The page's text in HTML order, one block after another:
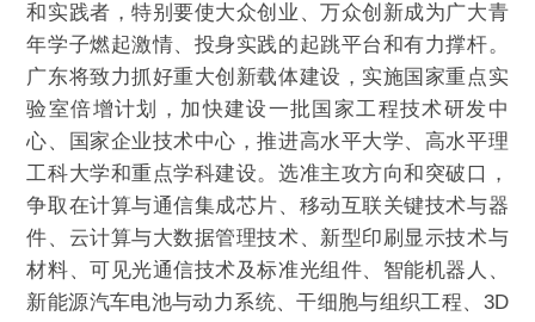
和实践者，特别要使大众创业、万众创新成为广大青
年学子燃起激情、投身实践的起跳平台和有力撑杆。
广东将致力抓好重大创新载体建设，实施国家重点实
验室倍增计划，加快建设一批国家工程技术研发中
心、国家企业技术中心，推进高水平大学、高水平理
工科大学和重点学科建设。选准主攻方向和突破口，
争取在计算与通信集成芯片、移动互联关键技术与器
件、云计算与大数据管理技术、新型印刷显示技术与
材料、可见光通信技术及标准光组件、智能机器人、
新能源汽车电池与动力系统、干细胞与组织工程、3D